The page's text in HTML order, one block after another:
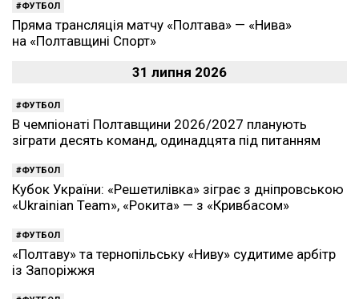
ФУТБОЛ
Пряма трансляція матчу «Полтава» — «Нива»
на «Полтавщині Спорт»
31 липня 2026
ФУТБОЛ
В чемпіонаті Полтавщини 2026/2027 планують
зіграти десять команд, одинадцята під питанням
ФУТБОЛ
Кубок України: «Решетилівка» зіграє з дніпровською
«Ukrainian Team», «Рокита» — з «Кривбасом»
ФУТБОЛ
«Полтаву» та тернопільську «Ниву» судитиме арбітр
із Запоріжжя